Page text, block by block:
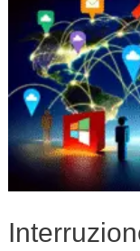
globale
Microsoft
365:
servizi
come
Teams
inaccessibili